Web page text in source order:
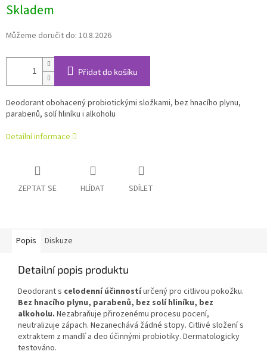
Skladem
Můžeme doručit do: 10.8.2026
Přidat do košíku
Deodorant obohacený probiotickými složkami, bez hnacího plynu,
parabenů, solí hliníku i alkoholu
Detailní informace
ZEPTAT SE HLÍDAT SDÍLET
Popis Diskuze
Detailní popis produktu
Deodorant s celodenní účinnostíurčený pro citlivou pokožku.
Bez hnacího plynu, parabenů, bez solí hliníku, bez
alkoholu. Nezabraňuje přirozenému procesu pocení,
neutralizuje zápach. Nezanechává žádné stopy. Citlivé složení s
extraktem z mandlí a deo účinnými probiotiky. Dermatologicky
testováno.